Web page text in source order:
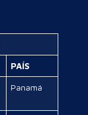
PAÍS
Panamá